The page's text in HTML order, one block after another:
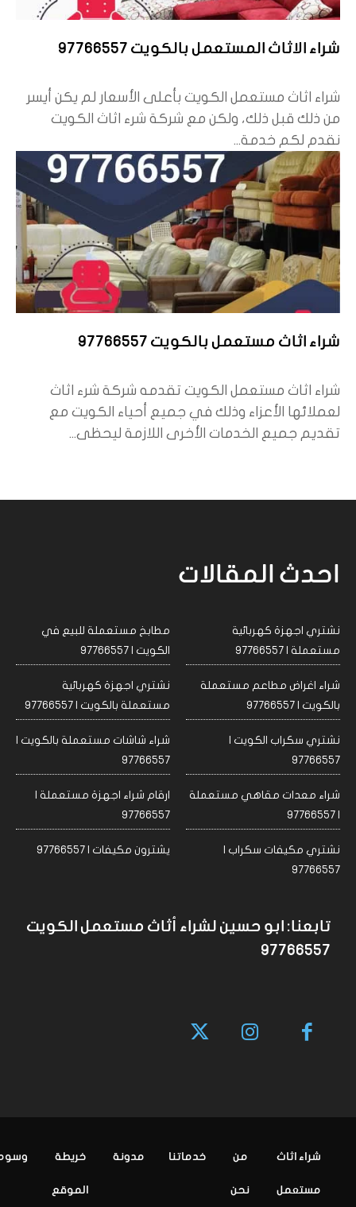
شراء الاثاث المستعمل بالكويت 97766557
شراء اثاث مستعمل الكويت بأعلى الأسعار لم يكن أيسر
من ذلك قبل ذلك، ولكن مع شركة شرء اثاث الكويت
نقدم لكم خدمة...
شراء اثاث مستعمل بالكويت 97766557
شراء اثاث مستعمل الكويت تقدمه شركة شرء اثاث
لعملائها الأعزاء وذلك في جميع أحياء الكويت مع
تقديم جميع الخدمات الأخرى اللازمة ليحظى...
احدث المقالات
نشتري اجهزة كهربائية
مستعملة | 97766557
مطابخ مستعملة للبيع في
الكويت | 97766557
شراء اغراض مطاعم مستعملة
بالكويت | 97766557
نشتري اجهزة كهربائية
مستعملة بالكويت | 97766557
نشتري سكراب الكويت |
97766557
شراء شاشات مستعملة بالكويت |
97766557
شراء معدات مقاهي مستعملة
| 97766557
ارقام شراء اجهزة مستعملة |
97766557
نشتري مكيفات سكراب |
97766557
يشترون مكيفات | 97766557
تابعنا: ابو حسين لشراء أثاث مستعمل الكويت
97766557
شراء اثاث
مستعمل
من
نحن
خدماتنا مدونة خريطة
الموقع